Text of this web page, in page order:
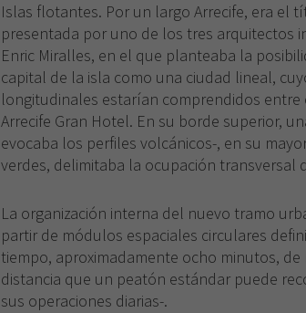
Islas flotantes. Por un largo Arrecife, era el
presentada por uno de los tres arquitectos
Enric Miralles, en el que planteaba la
capital de la isla como una ciudad lineal,
longitudinales estarían comprendidos
Arrecife Gran Hotel. En su borde superior,
evocaba los perfiles volcánicos-, en su
verdes, delimitaba la ocupación transversal
La organización interna del nuevo tramo
partir de módulos espaciales circulares
tiempo, aproximadamente ocho minutos,
distancia que un peatón estándar puede
sus operaciones diarias-.